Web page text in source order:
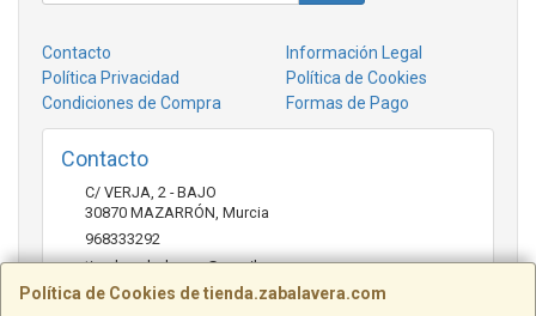
Política de Cookies de tienda.zabalavera.com
Contacto
Información Legal
Política Privacidad
Política de Cookies
Condiciones de Compra
Formas de Pago
Contacto
C/ VERJA, 2 - BAJO
30870 MAZARRÓN Murcia
968333292
tienda.zabalavera@gmail.com